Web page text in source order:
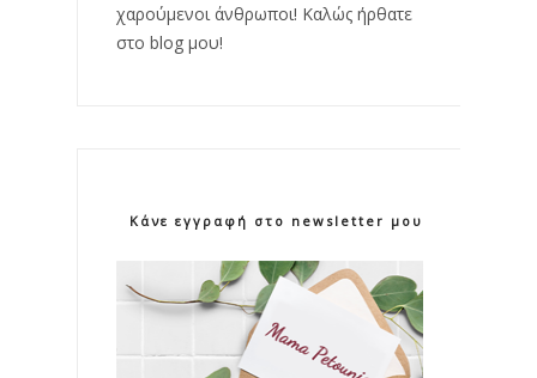
χαρούμενοι άνθρωποι! Καλώς ήρθατε
στο blog μου!
Κάνε εγγραφή στο newsletter μου!